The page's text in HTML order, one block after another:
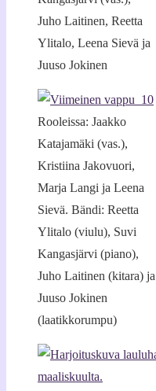
Juho Laitinen, Reetta
Ylitalo, Leena Sievä ja
Juuso Jokinen
Rooleissa: Jaakko
Katajamäki (vas.),
Kristiina Jakovuori,
Marja Langi ja Leena
Sievä. Bändi: Reetta
Ylitalo (viulu), Suvi
Kangasjärvi (piano),
Juho Laitinen (kitara) ja
Juuso Jokinen
(laatikkorumpu)